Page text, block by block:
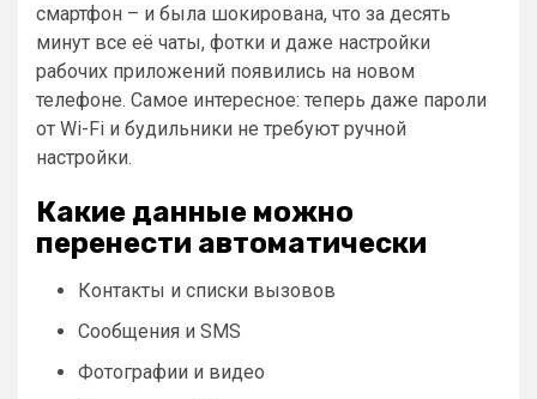
смартфон – и была шокирована, что за десять
минут все её чаты, фотки и даже настройки
рабочих приложений появились на новом
телефоне. Самое интересное: теперь даже пароли
от Wi-Fi и будильники не требуют ручной
настройки.
Какие данные можно
перенести автоматически
Контакты и списки вызовов
Сообщения и SMS
Фотографии и видео